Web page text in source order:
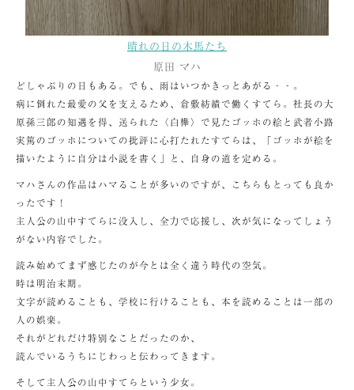
晴れの日の木馬たち
原田 マハ
どしゃぶりの日もある。でも、雨はいつかきっとあがる‐‐。
病に倒れた最愛の父を支えるため、倉敷紡績で働くすてら。社長の大
原孫三郎の知遇を得、送られた〈白樺〉で見たゴッホの絵と武者小路
実篤のゴッホについての批評に心打たれたすてらは、「ゴッホが絵を
描いたように自分は小説を書く」と、自身の道を定める。
マハさんの作品はハマることが多いのですが、こちらもとっても良か
ったです！
主人公の山中すてらに没入し、全力で応援し、次が気になってしょう
がない内容でした。
読み始めてまず感じたのが今とは全く違う時代の空気。
時は明治末期。
文字が読めることも、学校に行けることも、本を読めることは一部の
人の娯楽。
それがどれだけ特別なことだったのか、
読んでいるうちにじわっと伝わってきます。
そして主人公の山中すてらという少女。